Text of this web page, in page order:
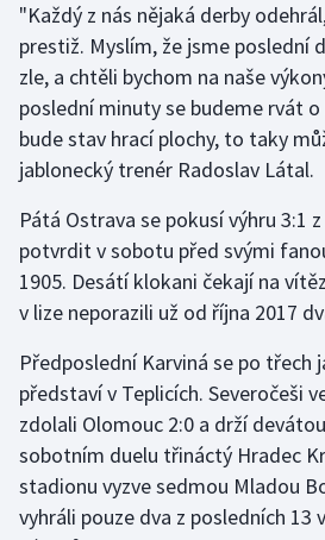
"Každý z nás nějaká derby
prestiž. Myslím, že jsme poslední
zle, a chtěli bychom na naše
poslední minuty se budeme rvát
bude stav hrací plochy, to taky
jablonecký trenér Radoslav Látal.
Pátá Ostrava se pokusí výhru 3:1
potvrdit v sobotu před svými
1905. Desátí klokani čekají na
v lize neporazili už od října 2017
Předposlední Karviná se po třech
představí v Teplicích. Severočeši
zdolali Olomouc 2:0 a drží
sobotním duelu třináctý Hradec
stadionu vyzve sedmou Mladou
vyhráli pouze dva z posledních 13